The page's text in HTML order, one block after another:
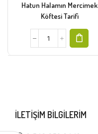
Hatun Halamın Mercimek
Köftesi Tarifi
ILETIŞIM BILGILERIM